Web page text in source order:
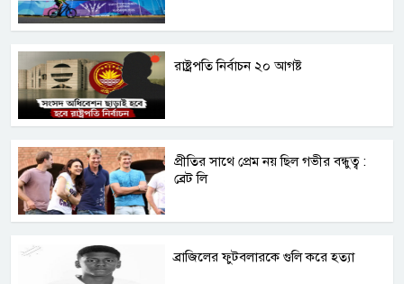
রাষ্ট্রপতি নির্বাচন ২০ আগষ্ট
প্রীতির সাথে প্রেম নয় ছিল গভীর বন্ধুত্ব :
ব্রেট লি
ব্রাজিলের ফুটবলারকে গুলি করে হত্যা